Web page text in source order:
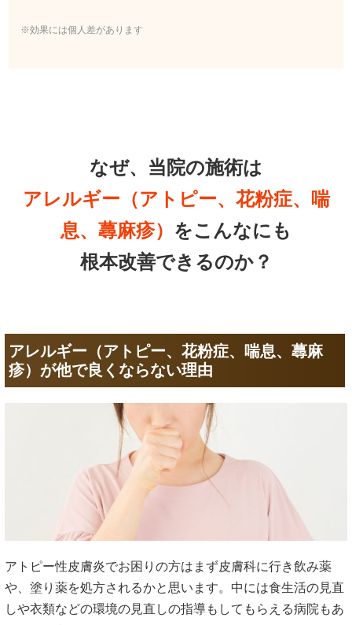
※効果には個人差があります
なぜ、当院の施術は
アレルギー（アトピー、花粉症、喘
息、蕁麻疹） をこんなにも
根本改善できるのか？
アレルギー（アトピー、花粉症、喘息、蕁麻
疹）が他で良くならない理由
アトピー性皮膚炎でお困りの方はまず皮膚科に行き飲み薬
や、塗り薬を処方されるかと思います。中には食生活の見直
しや衣類などの環境の見直しの指導もしてもらえる病院もあ